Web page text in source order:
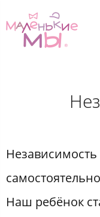
Независимость
Наш ребёнок